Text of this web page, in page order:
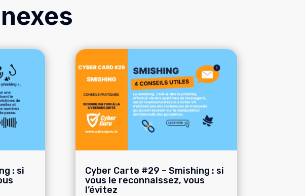
: si
Cyber Carte #29 – Smishing : si
vous le reconnaissez, vous
l’évitez